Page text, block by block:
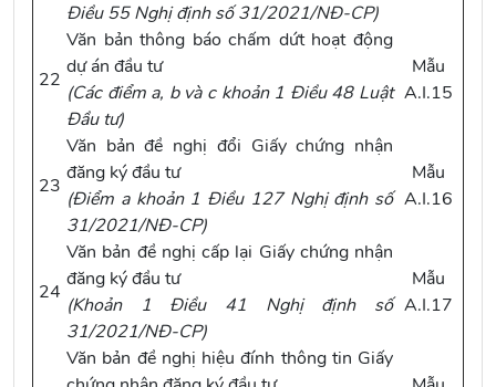
Điều 55 Nghị định số 31/2021/NĐ-CP)
22
Văn bản thông báo chấm dứt hoạt động
dự án đầu tư
(Các điểm a, b và c khoản 1 Điều 48 Luật
Đầu tư)
Mẫu
A.I.15
23
Văn bản đề nghị đổi Giấy chứng nhận
đăng ký đầu tư
(Điểm a khoản 1 Điều 127 Nghị định số
31/2021/NĐ-CP)
Mẫu
A.I.16
24
Văn bản đề nghị cấp lại Giấy chứng nhận
đăng ký đầu tư
(Khoản 1 Điều 41 Nghị định số
31/2021/NĐ-CP)
Mẫu
A.I.17
Văn bản đề nghị hiệu đính thông tin Giấy